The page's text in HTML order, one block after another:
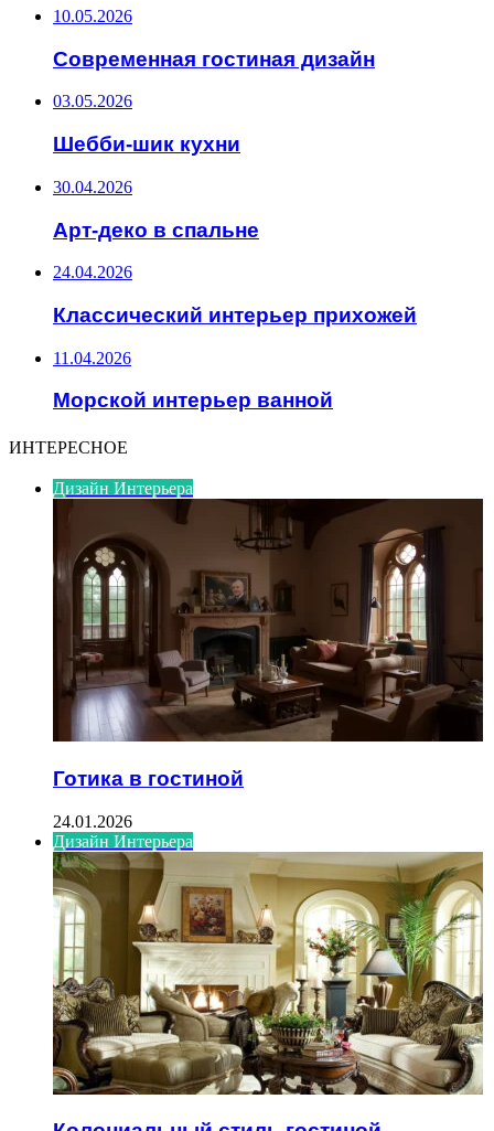
10.05.2026
Современная гостиная дизайн
03.05.2026
Шебби-шик кухни
30.04.2026
Арт-деко в спальне
24.04.2026
Классический интерьер прихожей
11.04.2026
Морской интерьер ванной
ИНТЕРЕСНОЕ
Дизайн Интерьера
Готика в гостиной
24.01.2026
Дизайн Интерьера